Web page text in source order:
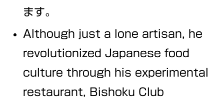
ます。
Although just a lone artisan, he
revolutionized Japanese food
culture through his experimental
restaurant, Bishoku Club